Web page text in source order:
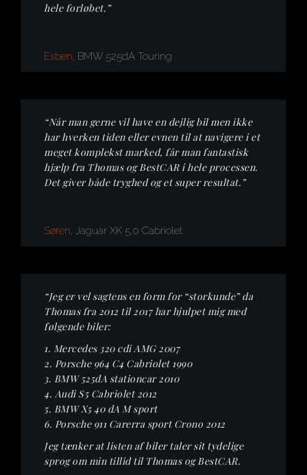
hele forløbet.”
Esben, BMW 525dA Touring
“Når man gerne vil have en dejlig bil men ikke
har hverken tiden eller evnen til at navigere i et
meget komplekst marked, får man fantastisk
hjælp fra Thomas og BestCAR i hele processen.
Det giver både tryghed og et super resultat.”
Søren, Jaguar XK 5,0 Cabriolet
“Jeg er vel sagtens en form for “storkunde” da
Thomas fra 2012 til 2017 har hjulpet mig med
følgende biler:
1. Mercedes 320 cdi AMG 2007
2. Porsche 964 C4 Cabriolet 1990
3. BMW 525dA stationcar 2010
4. Audi S5 Cabriolet 2012
5. BMW X5 40 dA M sport
6. Porsche 911 Carerra sport Crono 2012
Jeg tænker at listen af biler taler sit tydelige
sprog om min tillid til Thomas og BestCAR.